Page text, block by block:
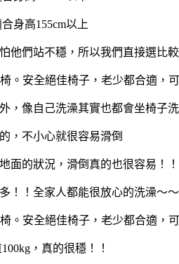
身高155cm以上
他們站不穩，所以我們直接選比
，像自己洗澡其實也都會坐椅子
，不小心就很容易滑倒
面的狀況，滑倒真的也很容易！！
！！全家人都能很放心的洗澡～～
，真的很穩！！